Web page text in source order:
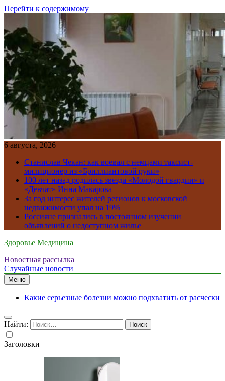
Перейти к содержимому
6 августа, 2026
Станислав Чекан: как воевал с немцами таксист-
милиционер из «Бриллиантовой руки»
100 лет назад родилась звезда «Молодой гвардии» и
«Девчат» Инна Макарова
За год интерес жителей регионов к московской
недвижимости упал на 19%
Россияне признались в постоянном изучении
объявлений о недоступном жилье
Здоровье Медицина
Новостная рассылка
Случайные новости
Меню
Какие серьезные болезни можно подхватить от расчески
Найти:
Заголовки